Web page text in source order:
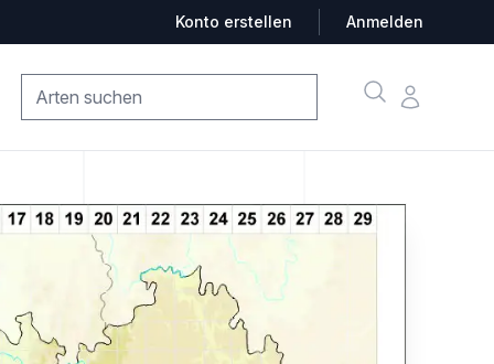
Konto erstellen Anmelden
SucheKonto